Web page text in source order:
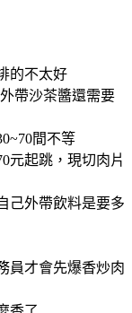
的不太好
帶沙茶醬還需要
間不等
元起跳，現切肉片
己外帶飲料是要多
員才會先爆香炒肉